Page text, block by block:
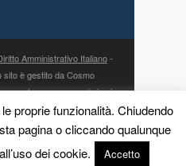
Amministrativo Italiano-
sito è gestito da Cosmo
Ivonne, con sede in via
Monte di Malo (VI) - P. IVA
- la
all’avv. Dario Meneguzzo, con
18 - telefono: 0445 580558 -
proprie funzionalità. Chiudendo
pagina o cliccando qualunque
dei cookie.
Accetto